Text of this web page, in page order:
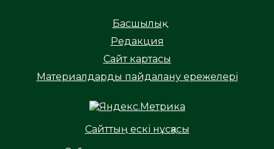
Басшылық
Редакция
Сайт картасы
Материалдарды пайдалану ережелері
Сайттың ескі нұсқасы